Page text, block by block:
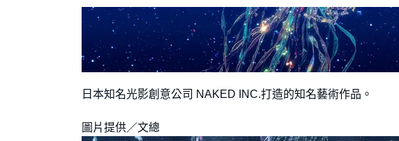
日本知名光影創意公司 NAKED INC.打造的知名藝術作品。
圖片提供／文總